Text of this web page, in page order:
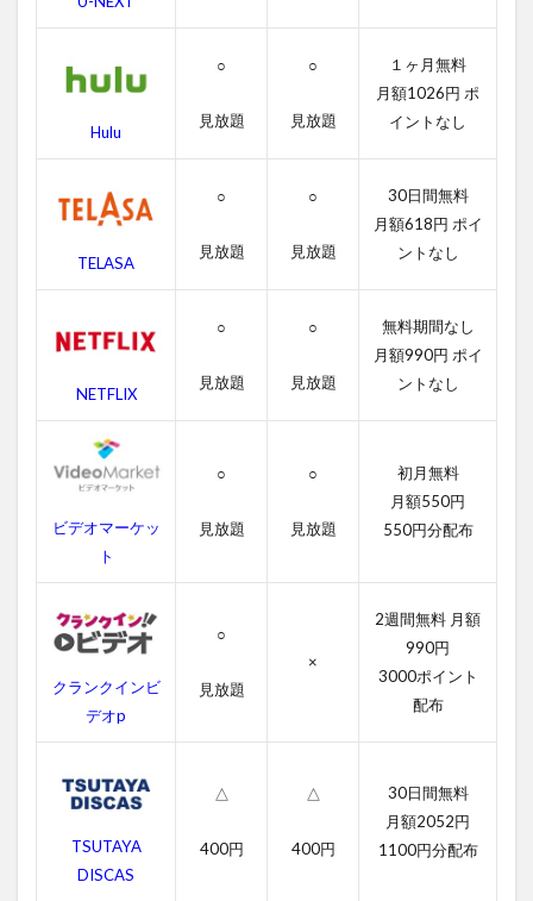
2
チ
ャ
の
料
動
覧
2.1
アン
チャ
ブル
の字
画
吹き
替え
3
ア
タ
Hulu
○
見放題
○
見放題
１ヶ月無料
月額1026円 ポ
イントなし
TELASA
○
見放題
○
見放題
30日間無料
月額618円 ポイ
ントなし
NETFLIX
○
見放題
○
見放題
無料期間なし
月額990円 ポイ
ントなし
ビデオマーケッ
ト
○
見放題
○
見放題
初月無料
月額550円
550円分配布
クランクインビ
デオp
○
見放題
×
2週間無料 月額
990円
3000ポイント
配布
TSUTAYA
DISCAS
△
400円
△
400円
30日間無料
月額2052円
1100円分配布